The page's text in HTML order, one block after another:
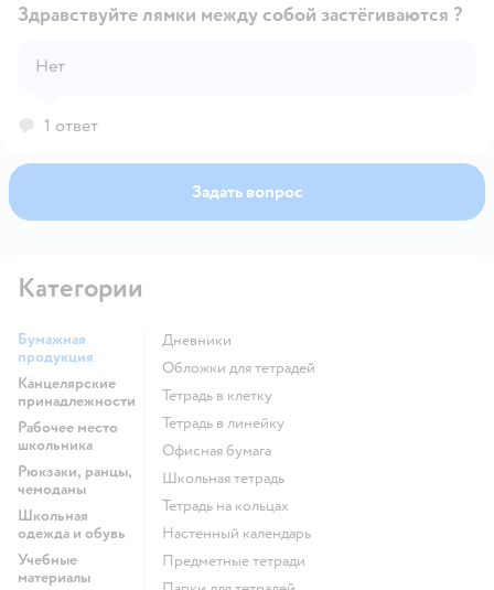
Здравствуйте лямки между собой застёгиваются ?
Нет
1 ответ
Задать вопрос
Категории
Бумажная
продукция
Канцелярские
принадлежности
Рабочее место
школьника
Рюкзаки, ранцы,
чемоданы
Школьная
одежда и обувь
Учебные
материалы
Дневники
Обложки для тетрадей
Тетрадь в клетку
Тетрадь в линейку
Офисная бумага
Школьная тетрадь
Тетрадь на кольцах
Настенный календарь
Предметные тетради